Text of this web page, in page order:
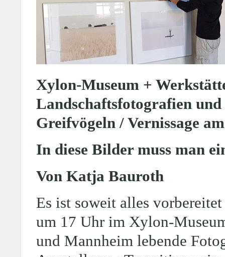
Xylon-Museum +
Landschaftsfotografien
Greifvögeln / Vernissage
In diese Bilder muss man
Von Katja Bauroth
Es ist soweit alles
um 17 Uhr im Xylon-
und Mannheim lebende